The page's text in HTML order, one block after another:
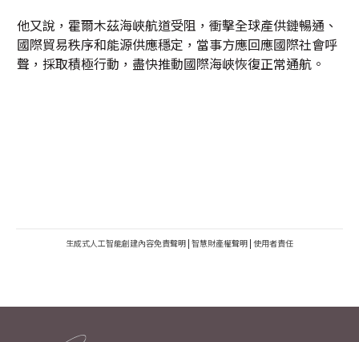
他又說，霍爾木茲海峽航道受阻，衝擊全球產供鏈暢通、
國際貿易秩序和能源供應穩定，當事方應回應國際社會呼
聲，採取積極行動，盡快推動國際海峽恢復正常通航。
生成式人工智能創建內容免責聲明 | 智慧財產權聲明 | 使用者責任